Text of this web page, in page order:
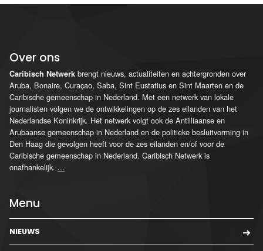
Over ons
Caribisch Netwerk brengt nieuws, actualiteiten en achtergronden over
Aruba, Bonaire, Curaçao, Saba, Sint Eustatius en Sint Maarten en de
Caribische gemeenschap in Nederland. Met een netwerk van lokale
journalisten volgen we de ontwikkelingen op de zes eilanden van het
Nederlandse Koninkrijk. Het netwerk volgt ook de Antilliaanse en
Arubaanse gemeenschap in Nederland en de politieke besluitvorming in
Den Haag die gevolgen heeft voor de zes eilanden en/of voor de
Caribische gemeenschap in Nederland. Caribisch Netwerk is
onafhankelijk. ...
Menu
NIEUWS